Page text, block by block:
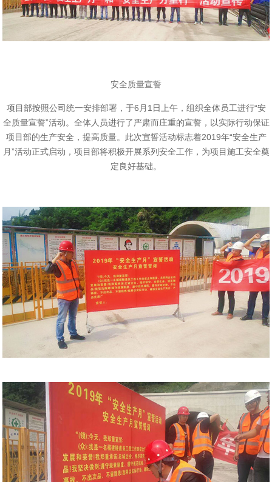
安全质量宣誓
项目部按照公司统一安排部署，于6月1日上午，组织全体员工进行“安
全质量宣誓”活动。全体人员进行了严肃而庄重的宣誓，以实际行动保证
项目部的生产安全，提高质量。此次宣誓活动标志着2019年“安全生产
月”活动正式启动，项目部将积极开展系列安全工作，为项目施工安全奠
定良好基础。